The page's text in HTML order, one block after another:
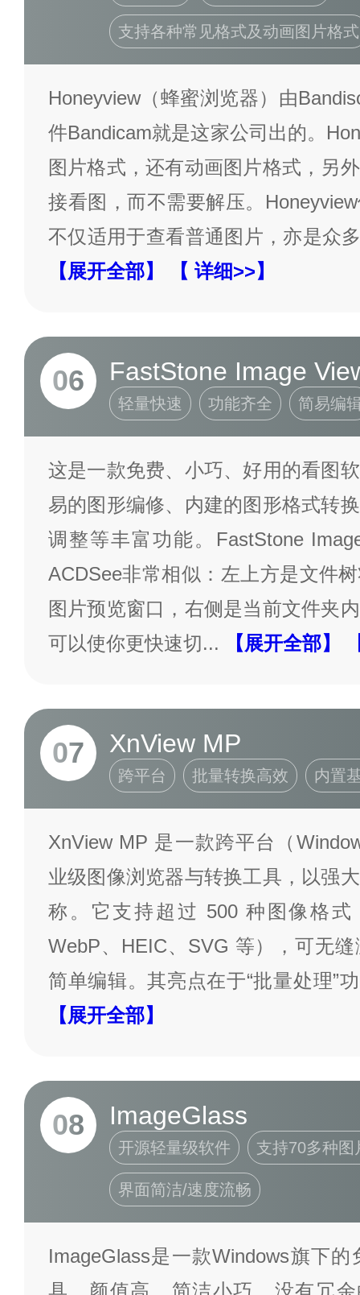
支持各种常见格式及动画图片格式
Honeyview（蜂蜜浏览器）由
件Bandicam就是这家公司出的。
图片格式，还有动画图片格式，另
接看图，而不需要解压。
不仅适用于查看普通图片，亦是众
【展开全部】
【 详细>>】
06 FastStone Image
轻量快速 功能齐全 简易编
这是一款免费、小巧、好用的看图
易的图形编修、内建的图形格式转
调整等丰富功能。FastStone
ACDSee非常相似：左上方是文件
图片预览窗口，右侧是当前文件夹
可以使你更快速切... 【展开全部】
07 XnView MP
跨平台 批量转换高效 内置
XnView MP 是一款跨平台（
业级图像浏览器与转换工具，以强
称。它支持超过 500 种图像格式
WebP、HEIC、SVG 等），可无
简单编辑。其亮点在于“批量处理
【展开全部】
08 ImageGlass
开源轻量级软件 支持70多种图
界面简洁/速度流畅
ImageGlass是一款Windows旗下
具，颜值高、简洁小巧，没有冗